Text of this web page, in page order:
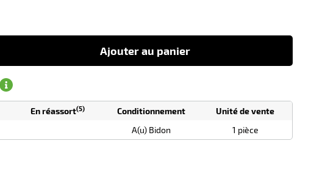
Ajouter au panier
En réassort(5) Conditionnement
Unité de vente
A(u) Bidon 1 pièce